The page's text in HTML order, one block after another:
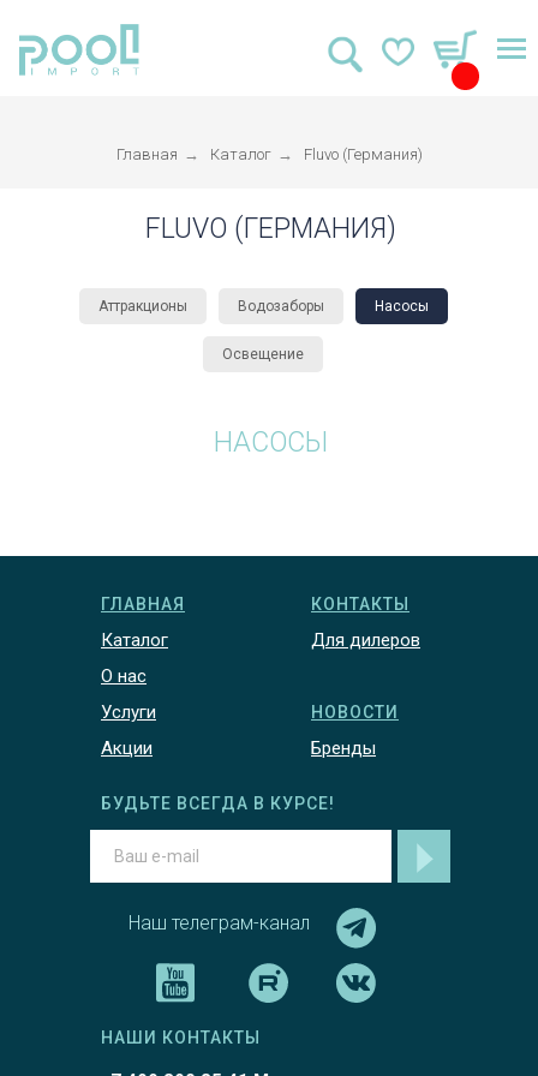
Главная → Каталог → Fluvo (Германия)
FLUVO (ГЕРМАНИЯ)
Аттракционы Водозаборы Насосы
Освещение
НАСОСЫ
ГЛАВНАЯ
Каталог
О нас
Услуги
Акции
КОНТАКТЫ
Для дилеров
НОВОСТИ
Бренды
Наш телеграм-канал
БУДЬТЕ ВСЕГДА В КУРСЕ!
НАШИ КОНТАКТЫ